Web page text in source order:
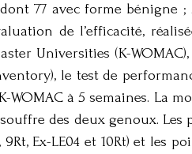
77 avec forme bénigne ;
de l’efficacité,
Universities (K-
le test de
à 5 semaines. La
des deux genoux.
Ex-LE04 et 10Rt) et les